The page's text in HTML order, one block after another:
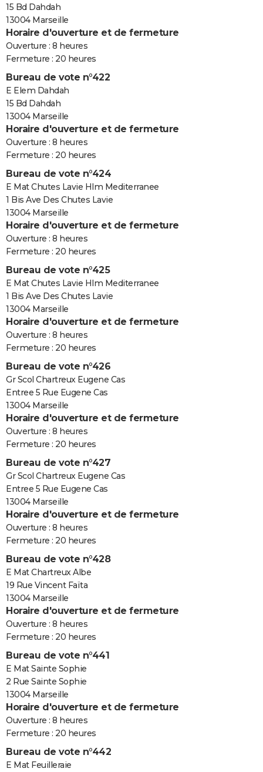
15 Bd Dahdah
13004 Marseille
Horaire d'ouverture et de fermeture
Ouverture : 8 heures
Fermeture : 20 heures
Bureau de vote n°422
E Elem Dahdah
15 Bd Dahdah
13004 Marseille
Horaire d'ouverture et de fermeture
Ouverture : 8 heures
Fermeture : 20 heures
Bureau de vote n°424
E Mat Chutes Lavie Hlm Mediterranee
1 Bis Ave Des Chutes Lavie
13004 Marseille
Horaire d'ouverture et de fermeture
Ouverture : 8 heures
Fermeture : 20 heures
Bureau de vote n°425
E Mat Chutes Lavie Hlm Mediterranee
1 Bis Ave Des Chutes Lavie
13004 Marseille
Horaire d'ouverture et de fermeture
Ouverture : 8 heures
Fermeture : 20 heures
Bureau de vote n°426
Gr Scol Chartreux Eugene Cas
Entree 5 Rue Eugene Cas
13004 Marseille
Horaire d'ouverture et de fermeture
Ouverture : 8 heures
Fermeture : 20 heures
Bureau de vote n°427
Gr Scol Chartreux Eugene Cas
Entree 5 Rue Eugene Cas
13004 Marseille
Horaire d'ouverture et de fermeture
Ouverture : 8 heures
Fermeture : 20 heures
Bureau de vote n°428
E Mat Chartreux Albe
19 Rue Vincent Faïta
13004 Marseille
Horaire d'ouverture et de fermeture
Ouverture : 8 heures
Fermeture : 20 heures
Bureau de vote n°441
E Mat Sainte Sophie
2 Rue Sainte Sophie
13004 Marseille
Horaire d'ouverture et de fermeture
Ouverture : 8 heures
Fermeture : 20 heures
Bureau de vote n°442
E Mat Feuilleraie